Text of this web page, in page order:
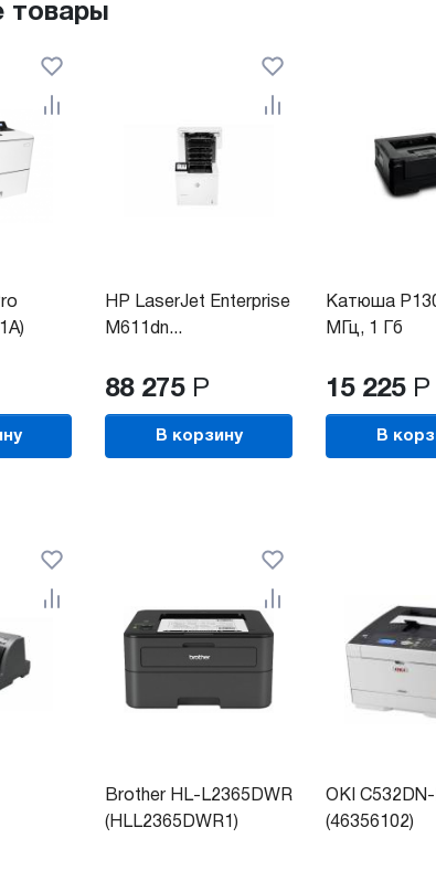
товары
HP LaserJet Enterprise
M611dn...
88 275 Р
В корзину
Катюша
МГц, 1 Гб
15 225 Р
В
Brother HL-L2365DWR
(HLL2365DWR1)
OKI C532DN-
(46356102)